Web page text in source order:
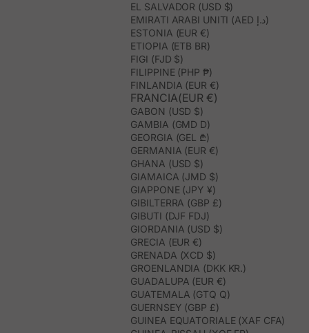
EL SALVADOR (USD $)
EMIRATI ARABI UNITI (AED د.إ)
ESTONIA (EUR €)
ETIOPIA (ETB BR)
FIGI (FJD $)
FILIPPINE (PHP ₱)
FINLANDIA (EUR €)
FRANCIA(EUR €)
GABON (USD $)
GAMBIA (GMD D)
GEORGIA (GEL ₾)
GERMANIA (EUR €)
GHANA (USD $)
GIAMAICA (JMD $)
GIAPPONE (JPY ¥)
GIBILTERRA (GBP £)
GIBUTI (DJF FDJ)
GIORDANIA (USD $)
GRECIA (EUR €)
GRENADA (XCD $)
GROENLANDIA (DKK KR.)
GUADALUPA (EUR €)
GUATEMALA (GTQ Q)
GUERNSEY (GBP £)
GUINEA EQUATORIALE (XAF CFA)